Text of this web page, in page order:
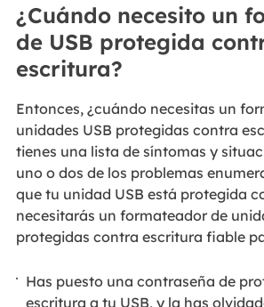
¿Cuándo necesito un
de USB protegida
escritura?
Entonces, ¿cuándo necesitas un
unidades USB protegidas contra
tienes una lista de síntomas y
uno o dos de los problemas
que tu unidad USB está protegida
necesitarás un formateador de
protegidas contra escritura fiable
Has puesto una contraseña de
escritura a tu USB, y la has